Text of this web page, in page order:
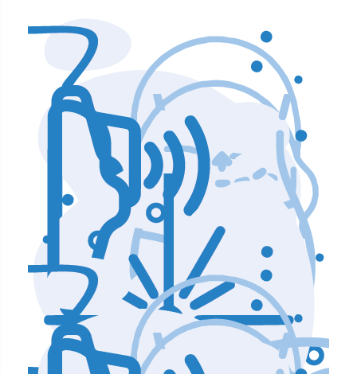
Аппараты по уходу и чистке лица